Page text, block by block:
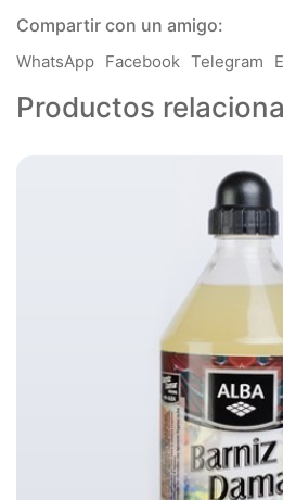
Compartir con un amigo:
WhatsApp Facebook Telegram
Productos